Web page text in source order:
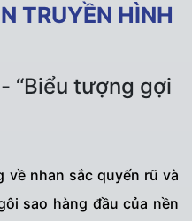
TRUYỀN HÌNH
“Biểu tượng gợi
nhan sắc quyến rũ và
sao hàng đầu của nền